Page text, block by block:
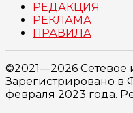
РЕДАКЦИЯ
РЕКЛАМА
ПРАВИЛА
©2021—2026 Сетевое
Зарегистрировано в
февраля 2023 года.